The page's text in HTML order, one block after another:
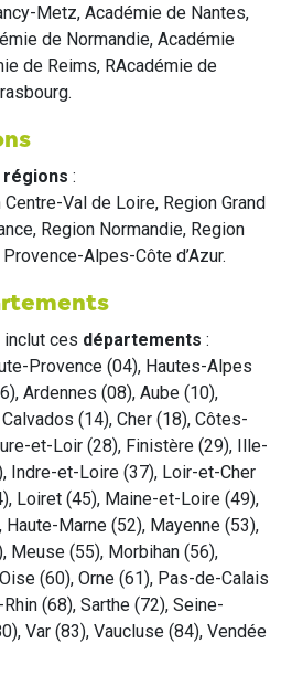
Metz, Académie de Nantes,
de Normandie, Académie
de Reims, RAcadémie de
régions :
Val de Loire, Region Grand
Region Normandie, Region
Alpes-Côte d’Azur.
inclut ces départements :
Provence (04), Hautes-Alpes
Ardennes (08), Aube (10),
(14), Cher (18), Côtes-
et-Loir (28), Finistère (29), Ille-
Indre-et-Loire (37), Loir-et-Cher
Loiret (45), Maine-et-Loire (49),
Haute-Marne (52), Mayenne (53),
(55), Morbihan (56),
(60), Orne (61), Pas-de-Calais
(68), Sarthe (72), Seine-
Var (83), Vaucluse (84), Vendée